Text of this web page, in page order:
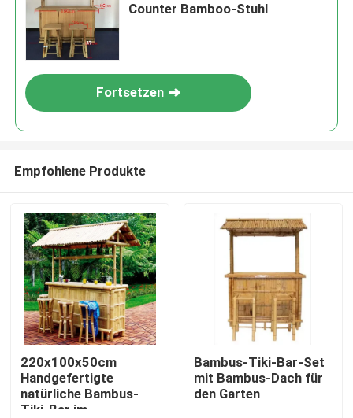
Counter Bamboo-Stuhl
Fortsetzen
Empfohlene Produkte
220x100x50cm
Handgefertigte
natürliche Bambus-
Tiki-Bar im
Bambus-Tiki-Bar-Set
mit Bambus-Dach für
den Garten